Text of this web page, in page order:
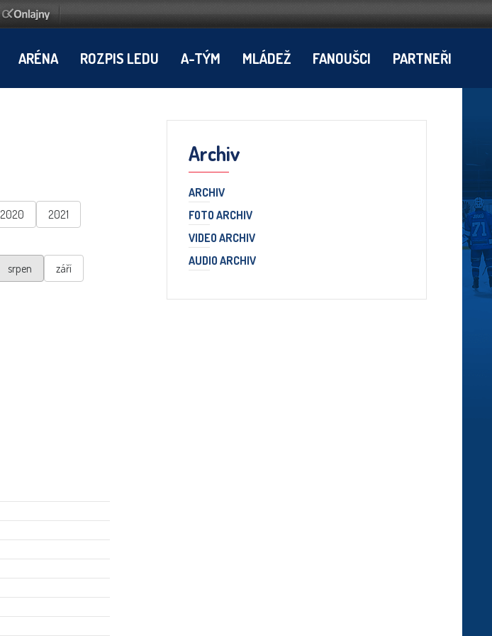
ARÉNA ROZPIS LEDU A-TÝM MLÁDEŽ FANOUŠCI PARTNEŘI
2020
2021
srpen
září
Archiv
ARCHIV
FOTO ARCHIV
VIDEO ARCHIV
AUDIO ARCHIV